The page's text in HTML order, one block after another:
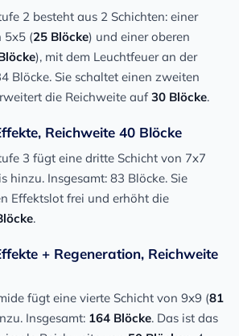
2 besteht aus 2 Schichten: einer
5x5 (25 Blöcke) und einer oberen
), mit dem Leuchtfeuer an der
Blöcke. Sie schaltet einen zweiten
die Reichweite auf30 Blöcke.
Reichweite 40 Blöcke
3 fügt eine dritte Schicht von 7x7
hinzu. Insgesamt: 83 Blöcke. Sie
Effektslot frei und erhöht die
.
+ Regeneration, Reichweite
fügt eine vierte Schicht von 9x9 (81
Insgesamt: 164 Blöcke. Das ist das